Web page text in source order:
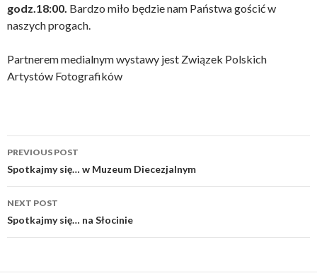
godz.18:00. Bardzo miło będzie nam Państwa gościć w
naszych progach.
Partnerem medialnym wystawy jest Związek Polskich
Artystów Fotografików
Post
navigation
PREVIOUS POST
Spotkajmy się… w Muzeum Diecezjalnym
NEXT POST
Spotkajmy się… na Słocinie